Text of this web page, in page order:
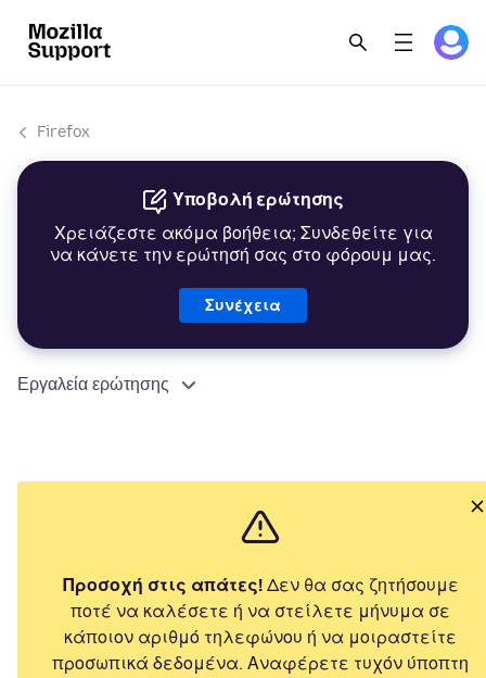
Firefox
Υποβολή ερώτησης
Χρειάζεστε ακόμα βοήθεια; Συνδεθείτε για
να κάνετε την ερώτησή σας στο φόρουμ μας.
Συνέχεια
Εργαλεία ερώτησης
Προσοχή στις απάτες!Δεν θα σας ζητήσουμε
ποτέ να καλέσετε ή να στείλετε μήνυμα σε
κάποιον αριθμό τηλεφώνου ή να μοιραστείτε
προσωπικά δεδομένα. Αναφέρετε τυχόν ύποπτη